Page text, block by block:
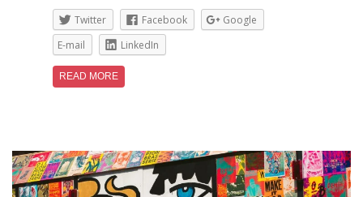
Twitter Facebook
Google
E-mail
LinkedIn
READ MORE